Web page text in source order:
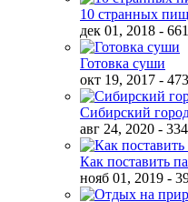
10 странных
дек 01, 2018 -
Готовка суши
окт 19, 2017 -
Сибирский
авг 24, 2020 -
Как поставить
нояб 01, 2019 -